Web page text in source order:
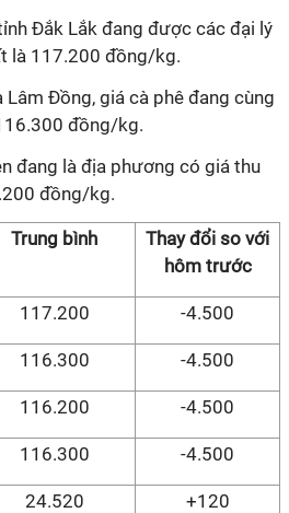
Đắk Lắk đang được các đại lý
là 117.200 đồng/kg.
Lâm Đồng, giá cà phê đang cùng
đồng/kg.
đang là địa phương có giá thu
đồng/kg.
Trung bình
Thay đổi so với
hôm trước
117.200 -4.500
116.300 -4.500
116.200 -4.500
116.300 -4.500
24.520 +120